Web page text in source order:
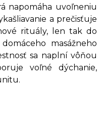
napomáha uvoľneniu
a prečisťuje
rituály, len tak do
masážneho
sa naplní vôňou
voľné dýchanie,